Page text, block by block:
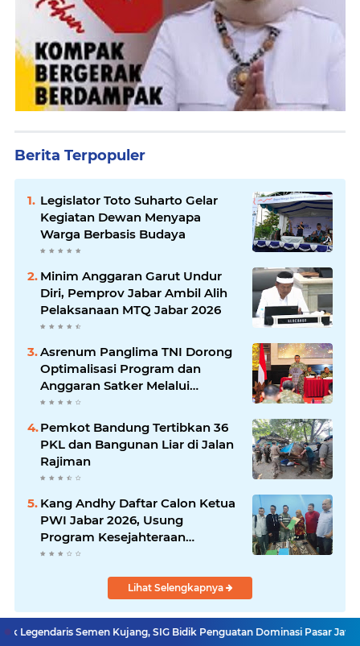
Berita Terpopuler
Legislator Toto Suharto Gelar
Kegiatan Dewan Menyapa
Warga Berbasis Budaya
Minim Anggaran Garut Undur
Diri, Pemprov Jabar Ambil Alih
Pelaksanaan MTQ Jabar 2026
Asrenum Panglima TNI Dorong
Optimalisasi Program dan
Anggaran Satker Melalui
Evaluasi Kinerja
Pemkot Bandung Tertibkan 36
PKL dan Bangunan Liar di Jalan
Rajiman
Kang Andhy Daftar Calon Ketua
PWI Jabar 2026, Usung
Program Kesejahteraan
Wartawan hingga Peluang Kerja
Lihat Selengkapnya
Kujang, SIG Bidik Penguatan Dominasi Pasar Jawa Barat